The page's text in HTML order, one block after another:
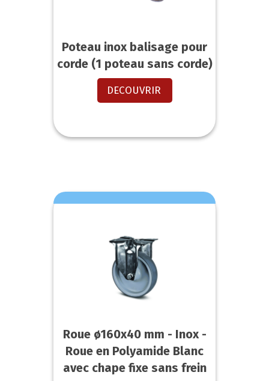
Poteau inox balisage pour
corde (1 poteau sans corde)
DECOUVRIR
Roue ø160x40 mm - Inox -
Roue en Polyamide Blanc
avec chape fixe sans frein